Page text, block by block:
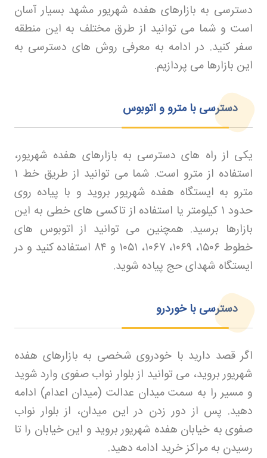
دسترسی به بازارهای هفده شهریور مشهد بسیار آسان
است و شما می توانید از طرق مختلف به این منطقه
سفر کنید. در ادامه به معرفی روش های دسترسی به
این بازارها می پردازیم.
دسترسی با مترو و اتوبوس
یکی از راه های دسترسی به بازارهای هفده شهریور،
استفاده از مترو است. شما می توانید از طریق خط ۱
مترو به ایستگاه هفده شهریور بروید و با پیاده روی
حدود ۱ کیلومتر یا استفاده از تاکسی های خطی به این
بازارها برسید. همچنین می توانید از اتوبوس های
خطوط ۱۵۰۶، ۱۰۶۹، ۱۰۶۷، ۱۰۵۱ و ۸۴ استفاده کنید و در
ایستگاه شهدای حج پیاده شوید.
دسترسی با خوردرو
اگر قصد دارید با خودروی شخصی به بازارهای هفده
شهریور بروید، می توانید از بلوار نواب صفوی وارد شوید
و مسیر را به سمت میدان عدالت (میدان اعدام) ادامه
دهید. پس از دور زدن در این میدان، از بلوار نواب
صفوی به خیابان هفده شهریور بروید و این خیابان را تا
رسیدن به مراکز خرید ادامه دهید.